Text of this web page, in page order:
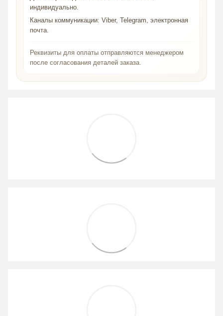
индивидуально.
Каналы коммуникации: Viber, Telegram, электронная
почта.
Реквизиты для оплаты отправляются менеджером
после согласования деталей заказа.